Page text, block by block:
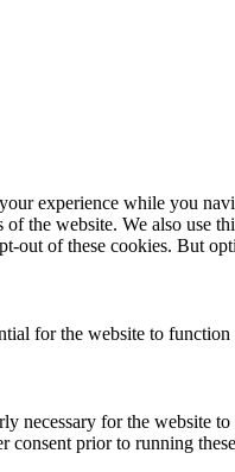
experience while you
the website. We also use
out of these cookies. But
for the website to
necessary for the website
consent prior to running